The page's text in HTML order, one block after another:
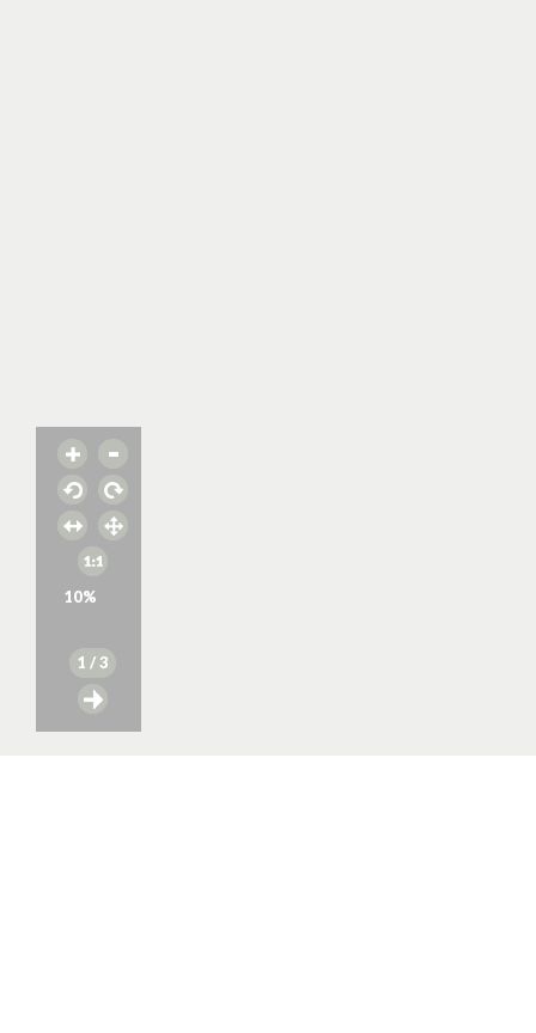
10%
1 / 3